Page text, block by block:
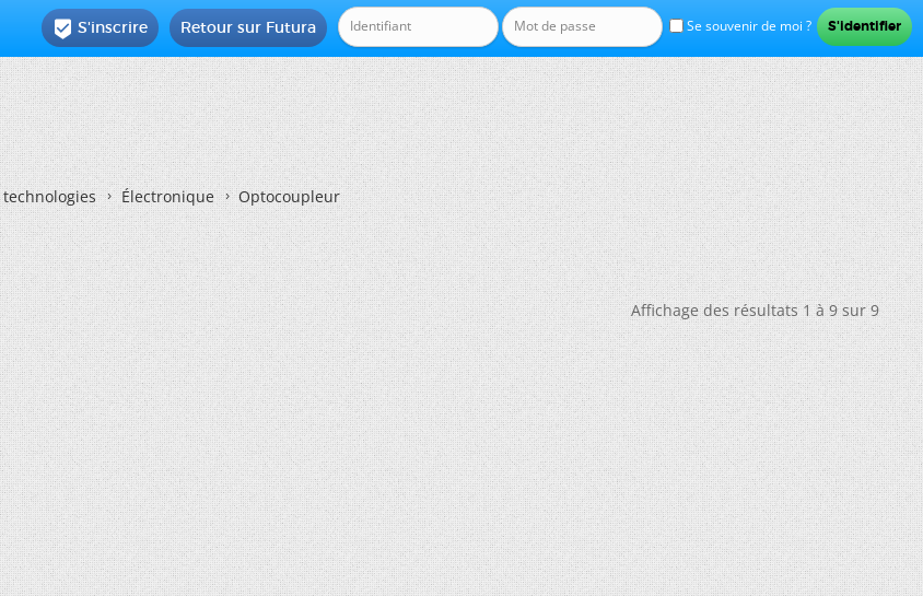
Se souvenir de moi ?
Retour sur Futura
 S'inscrire
Électronique Optocoupleur
Affichage des résultats 1 à 9 sur 9